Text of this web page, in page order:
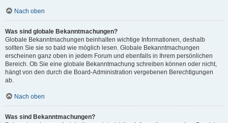
Nach oben
Was sind globale Bekanntmachungen?
Globale Bekanntmachungen beinhalten wichtige Informationen, deshalb
sollten Sie sie so bald wie möglich lesen. Globale Bekanntmachungen
erscheinen ganz oben in jedem Forum und ebenfalls in Ihrem persönlichen
Bereich. Ob Sie eine globale Bekanntmachung schreiben können oder nicht,
hängt von den durch die Board-Administration vergebenen Berechtigungen
ab.
Nach oben
Was sind Bekanntmachungen?